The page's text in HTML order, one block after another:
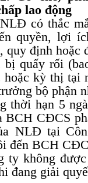
lao động
có thắc
quyền, lợi
quy định hoặc
bị quấy rối
hoặc kỳ thị tại
bộ phận
thời hạn 5
BCH CĐCS
NLĐ tại
đến BCH
ty không
đang giải